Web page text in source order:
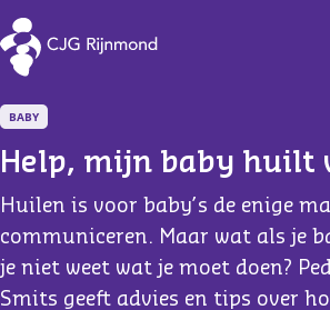
CJG Rijnmond
BABY
Help, mijn baby huilt
Huilen is voor baby’s de enige
communiceren. Maar wat als je
je niet weet wat je moet doen?
Smits geeft advies en tips over